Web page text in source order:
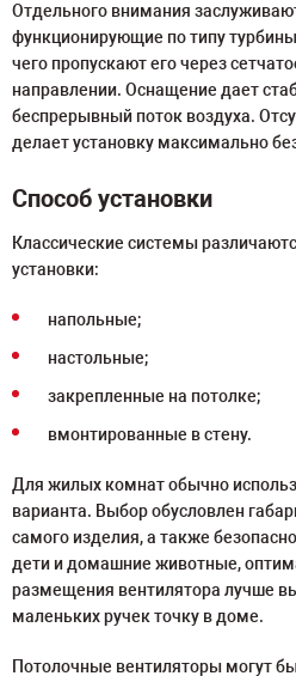
Отдельного внимания
функционирующие по типу
чего пропускают его через
направлении. Оснащение дает
беспрерывный поток воздуха.
делает установку максимально
Способ установки
Классические системы
установки:
напольные;
настольные;
закрепленные на потолке;
вмонтированные в стену.
Для жилых комнат обычно
варианта. Выбор обусловлен
самого изделия, а также
дети и домашние животные,
размещения вентилятора лучше
маленьких ручек точку в доме.
Потолочные вентиляторы могут